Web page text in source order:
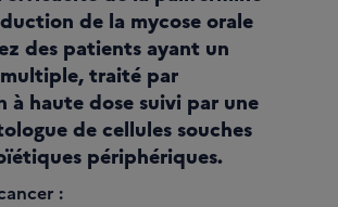
de la mycose orale
des patients ayant un
traité par
à haute dose suivi par une
de cellules souches
périphériques.
: